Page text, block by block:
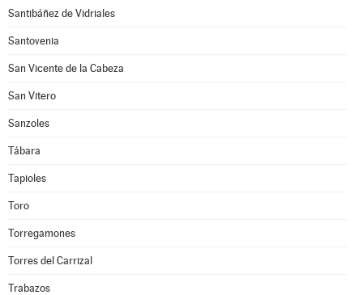
Santibáñez de Vidriales
Santovenia
San Vicente de la Cabeza
San Vitero
Sanzoles
Tábara
Tapioles
Toro
Torregamones
Torres del Carrizal
Trabazos